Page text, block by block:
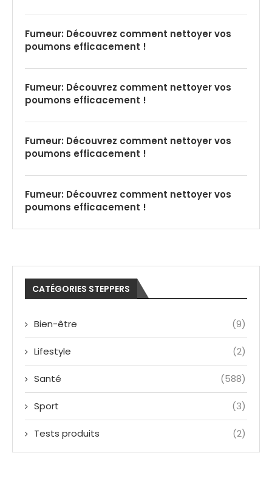
Fumeur: Découvrez comment nettoyer vos
poumons efficacement !
Fumeur: Découvrez comment nettoyer vos
poumons efficacement !
Fumeur: Découvrez comment nettoyer vos
poumons efficacement !
Fumeur: Découvrez comment nettoyer vos
poumons efficacement !
CATÉGORIES STEPPERS
Bien-être (9)
Lifestyle (2)
Santé (588)
Sport (3)
Tests produits (2)